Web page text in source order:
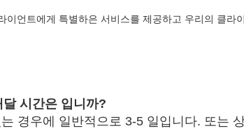
이언트에게 특별하은 서비스를 제공하고 우리의 클
시간은 입니까?
경우에 일반적으로 3-5 일입니다. 또는